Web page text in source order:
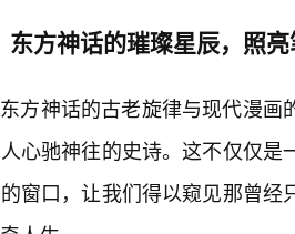
东方神话的璀璨星辰，照
方神话的古老旋律与现代漫
心驰神往的史诗。这不仅仅
窗口，让我们得以窥见那曾